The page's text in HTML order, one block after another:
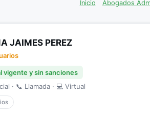
Inicio Abogados
JAIMES PEREZ
vigente y sin sanciones
· 📞 Llamada · 💻 Virtual